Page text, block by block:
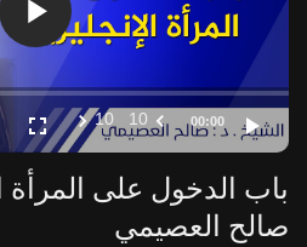
00:00
10
10
باب الدخول على المرأة
صالح العصيمي